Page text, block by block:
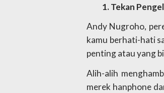
Tekan
Andy Nugroho,
kamu berhati-hati
penting atau yang
Alih-alih
merek hanphone